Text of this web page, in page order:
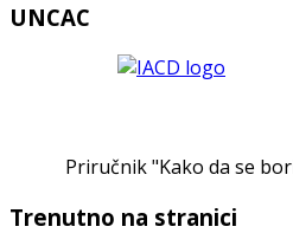
UNCAC
Priručnik "Kako da se
Trenutno na stranici